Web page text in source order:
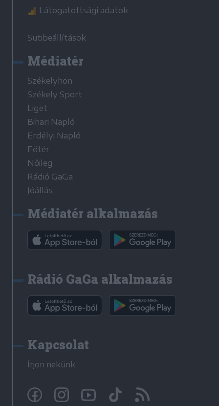
Látogatottsági adatok
Sütibeállítások
Médiatér
Székelyhon
Székely Sport
Liget
Bihari Napló
Erdélyi Napló
Főtér
Nőileg
Rádió GaGa
Jóállás
Médiatér alkalmazás
Rádió GaGa alkalmazás
Kapcsolat
Írjon nekünk